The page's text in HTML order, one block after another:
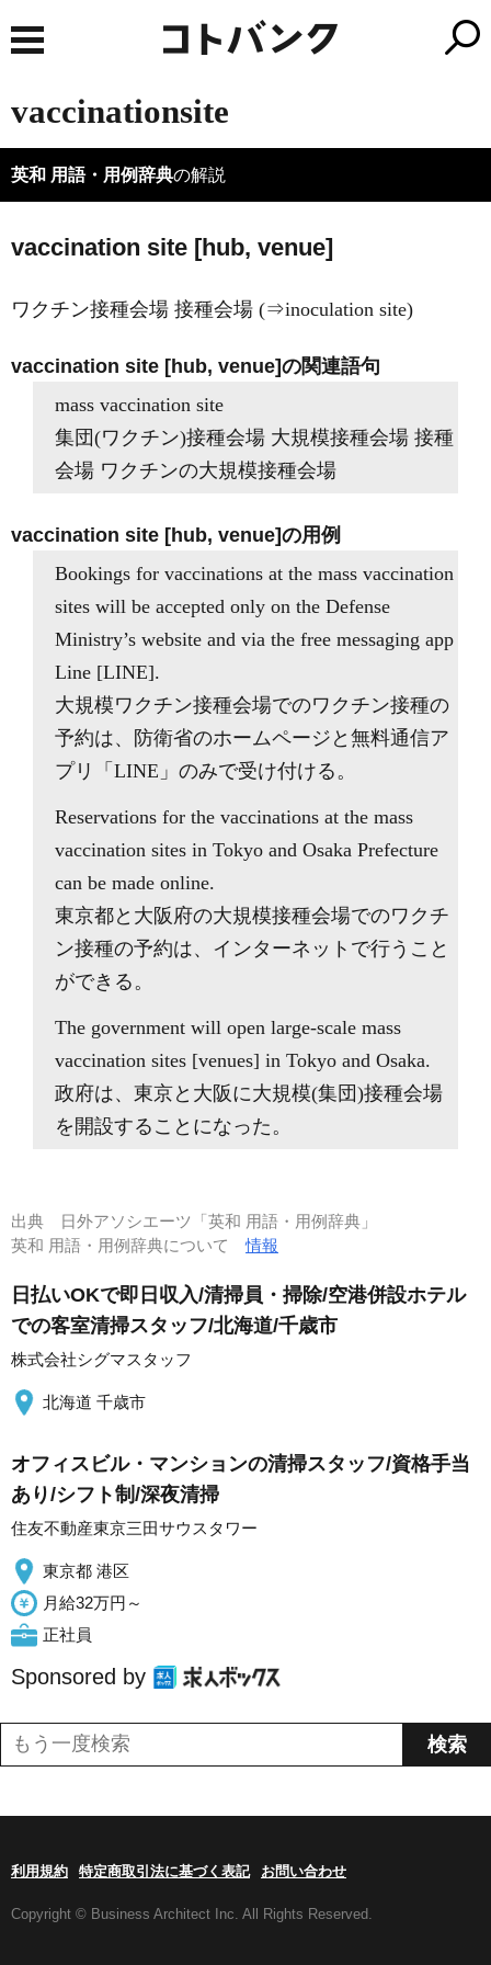
vaccinationsite
英和 用語・用例辞典の解説
vaccination site [hub, venue]
ワクチン接種会場 接種会場 (⇒inoculation site)
vaccination site [hub, venue]の関連語句
mass vaccination site
集団(ワクチン)接種会場 大規模接種会場 接種
会場 ワクチンの大規模接種会場
vaccination site [hub, venue]の用例
Bookings for vaccinations at the mass vaccination
sites will be accepted only on the Defense
Ministry’s website and via the free messaging app
Line [LINE].
大規模ワクチン接種会場でのワクチン接種の
予約は、防衛省のホームページと無料通信ア
プリ「LINE」のみで受け付ける。
Reservations for the vaccinations at the mass
vaccination sites in Tokyo and Osaka Prefecture
can be made online.
東京都と大阪府の大規模接種会場でのワクチ
ン接種の予約は、インターネットで行うこと
ができる。
The government will open large-scale mass
vaccination sites [venues] in Tokyo and Osaka.
政府は、東京と大阪に大規模(集団)接種会場
を開設することになった。
出典
日外アソシエーツ「英和 用語・用例辞典」
英和 用語・用例辞典について情報
日払いOKで即日収入/清掃員・掃除/空港併設ホテル
での客室清掃スタッフ/北海道/千歳市
株式会社シグマスタッフ
北海道 千歳市
オフィスビル・マンションの清掃スタッフ/資格手当
あり/シフト制/深夜清掃
住友不動産東京三田サウスタワー
東京都 港区
月給32万円～
正社員
Sponsored by
利用規約 特定商取引法に基づく表記 お問い合わせ
Copyright © Business Architect Inc. All Rights Reserved.